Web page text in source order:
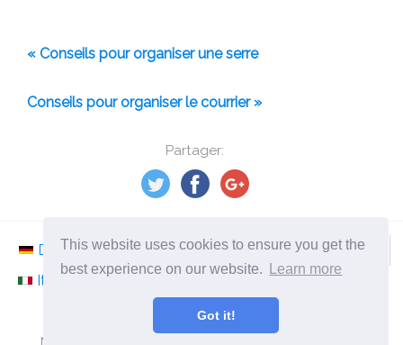
This website uses cookies to ensure you get the
best experience on our website.
Learn more
Got it!
Partager:
« Conseils pour organiser une serre
Conseils pour organiser le courrier »
Deutsch Nederlands Svenska
Norsk
Italiano
Español Românesc
fr.ephesossoftware.com